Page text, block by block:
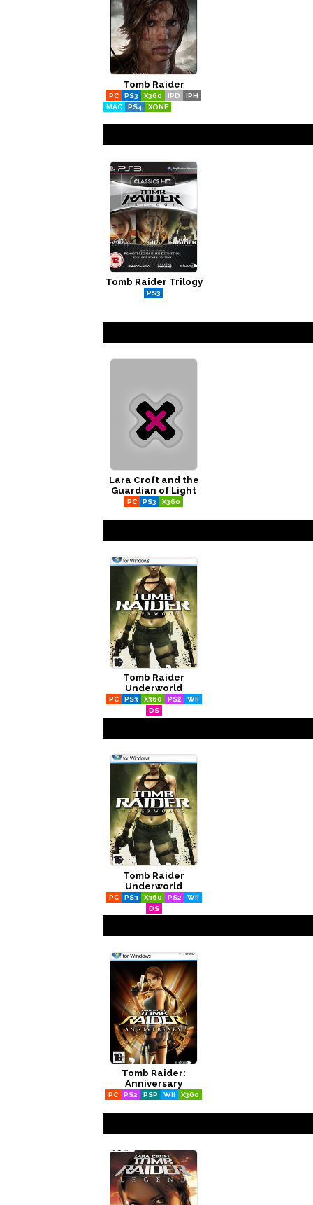
Tomb Raider
PC PS3 X360 IPD
IPH
MAC
PS4 XONE
Tomb Raider Trilogy
PS3
Lara Croft and the
Guardian of Light
PC PS3 X360
Tomb Raider
Underworld
PC PS3 X360 PS2
WII
DS
Tomb Raider
Underworld
PC PS3 X360 PS2
WII
DS
Tomb Raider:
Anniversary
PC PS2 PSP WII X360